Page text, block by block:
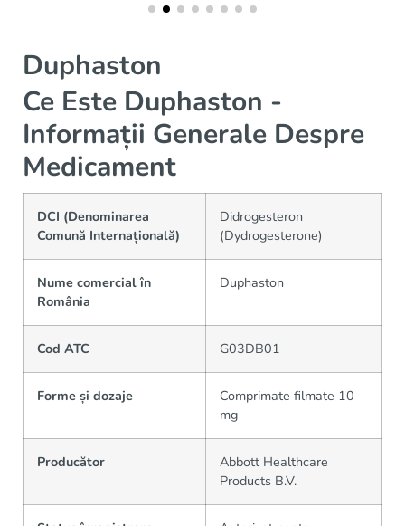
Duphaston
Ce Este Duphaston -
Informații Generale Despre
Medicament
DCI (Denominarea
Comună Internațională)
Didrogesteron
(Dydrogesterone)
Nume comercial în
România
Duphaston
Cod ATC G03DB01
Forme și dozaje
Comprimate filmate 10
mg
Producător
Abbott Healthcare
Products B.V.